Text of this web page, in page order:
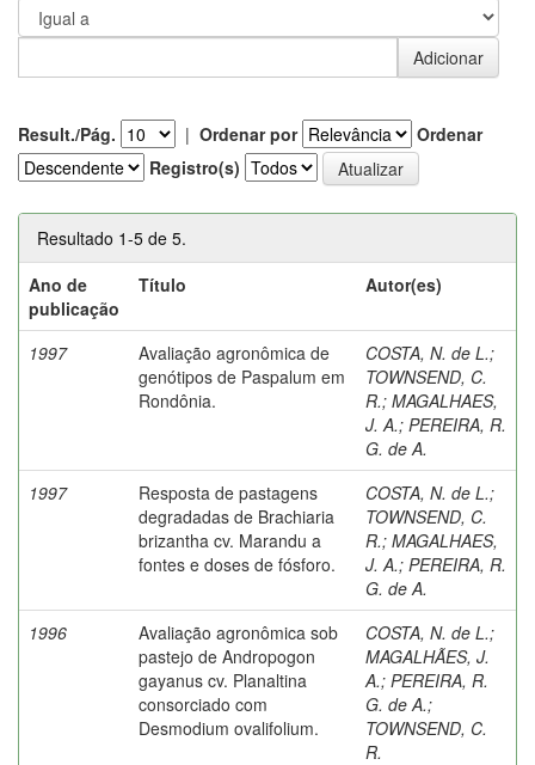
Result./Pág. | Ordenar por
Ordenar
Registro(s)
Resultado 1-5 de 5.
Ano de
publicação
Título Autor(es)
1997
Avaliação agronômica de
genótipos de Paspalum em
Rondônia.
COSTA, N. de L.;
TOWNSEND, C.
R.; MAGALHAES,
J. A.; PEREIRA, R.
G. de A.
1997
Resposta de pastagens
degradadas de Brachiaria
brizantha cv. Marandu a
fontes e doses de fósforo.
COSTA, N. de L.;
TOWNSEND, C.
R.; MAGALHAES,
J. A.; PEREIRA, R.
G. de A.
1996
Avaliação agronômica sob
pastejo de Andropogon
gayanus cv. Planaltina
consorciado com
Desmodium ovalifolium.
COSTA, N. de L.;
MAGALHÃES, J.
A.; PEREIRA, R.
G. de A.;
TOWNSEND, C.
R.